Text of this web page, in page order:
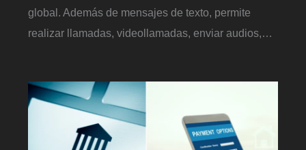
global. Además de mensajes de texto, permite
realizar llamadas, videollamadas, enviar audios,…